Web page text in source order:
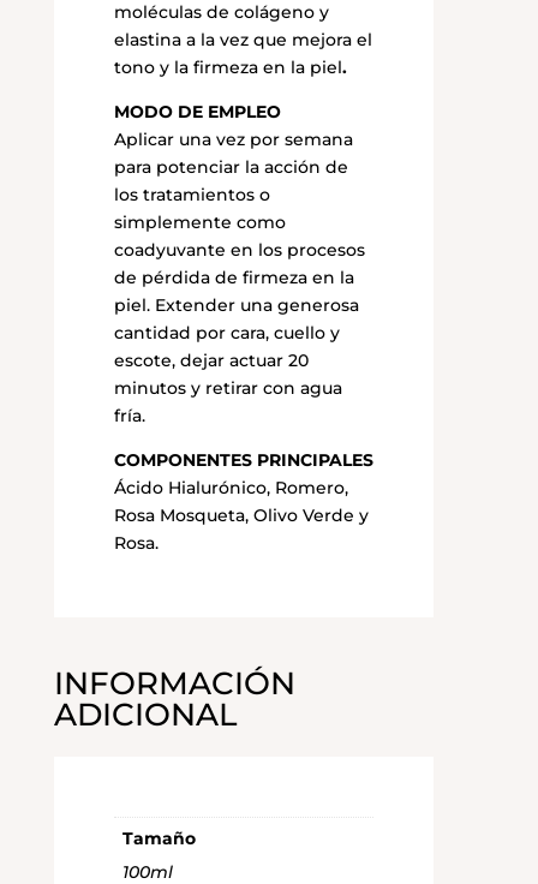
moléculas de colágeno y
elastina a la vez que mejora el
tono y la firmeza en la piel.
MODO DE EMPLEO
Aplicar una vez por semana
para potenciar la acción de
los tratamientos o
simplemente como
coadyuvante en los procesos
de pérdida de firmeza en la
piel. Extender una generosa
cantidad por cara, cuello y
escote, dejar actuar 20
minutos y retirar con agua
fría.
COMPONENTES PRINCIPALES
Ácido Hialurónico, Romero,
Rosa Mosqueta, Olivo Verde y
Rosa.
INFORMACIÓN
ADICIONAL
Tamaño
100ml